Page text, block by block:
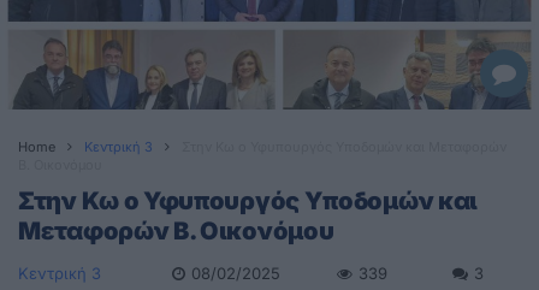
Home Κεντρική 3
Στην Κω ο Υφυπουργός Υποδομών και
Μεταφορών Β. Οικονόμου
Κεντρική 3 08/02/2025 339 3